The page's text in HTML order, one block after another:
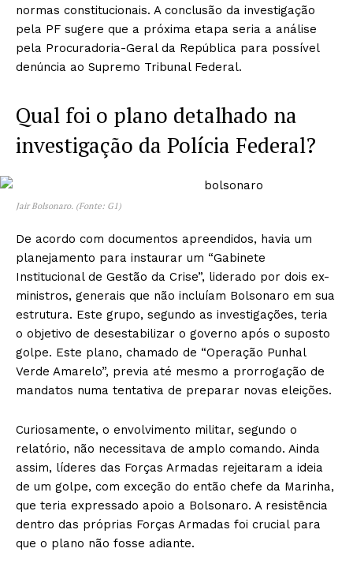
normas constitucionais. A conclusão da investigação
pela PF sugere que a próxima etapa seria a análise
pela Procuradoria-Geral da República para possível
denúncia ao Supremo Tribunal Federal.
Qual foi o plano detalhado na
investigação da Polícia Federal?
Jair Bolsonaro. (Fonte: G1)
De acordo com documentos apreendidos, havia um
planejamento para instaurar um “Gabinete
Institucional de Gestão da Crise”, liderado por dois ex-
ministros, generais que não incluíam Bolsonaro em sua
estrutura. Este grupo, segundo as investigações, teria
o objetivo de desestabilizar o governo após o suposto
golpe. Este plano, chamado de “Operação Punhal
Verde Amarelo”, previa até mesmo a prorrogação de
mandatos numa tentativa de preparar novas eleições.
Curiosamente, o envolvimento militar, segundo o
relatório, não necessitava de amplo comando. Ainda
assim, líderes das Forças Armadas rejeitaram a ideia
de um golpe, com exceção do então chefe da Marinha,
que teria expressado apoio a Bolsonaro. A resistência
dentro das próprias Forças Armadas foi crucial para
que o plano não fosse adiante.